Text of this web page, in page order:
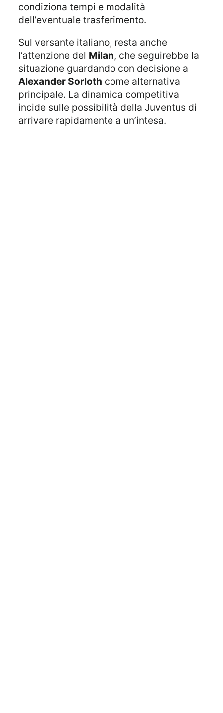
condiziona tempi e modalità
dell’eventuale trasferimento.
Sul versante italiano, resta anche
l’attenzione del Milan, che seguirebbe la
situazione guardando con decisione a
Alexander Sorloth come alternativa
principale. La dinamica competitiva
incide sulle possibilità della Juventus di
arrivare rapidamente a un’intesa.